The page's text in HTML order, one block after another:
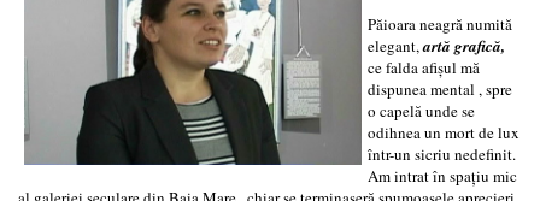
Păioara neagră numită
elegant,artă grafică,
ce falda afişul mă
dispunea mental , spre
o capelă unde se
odihnea un mort de lux
într-un sicriu nedefinit.
Am intrat în spaţiu mic